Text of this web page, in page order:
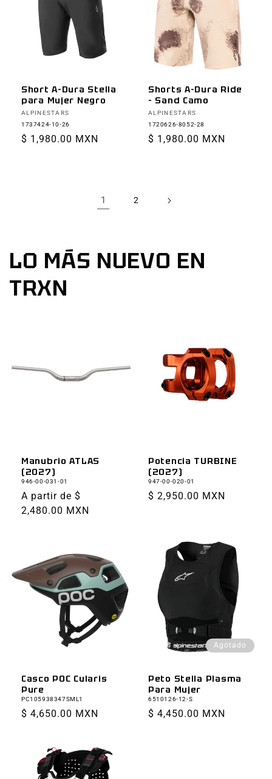
Short A-Dura Stella
para Mujer Negro
Proveedor:
ALPINESTARS
1737424-10-26
Precio
$ 1,980.00 MXN
Shorts A-Dura Ride
- Sand Camo
Proveedor:
ALPINESTARS
1720626-8052-28
Precio
$ 1,980.00 MXN
1 2
LO MÁS NUEVO EN
TRXN
Manubrio ATLAS
(2027)
946-00-031-01
Precio
habitual
A partir de $
2,480.00 MXN
Potencia TURBINE
(2027)
947-00-020-01
Precio
$ 2,950.00 MXN
Casco POC Cularis
Pure
PC105938347SML1
Precio
$ 4,650.00 MXN
Agotado
Peto Stella Plasma
Para Mujer
6510126-12-S
Precio
$ 4,450.00 MXN